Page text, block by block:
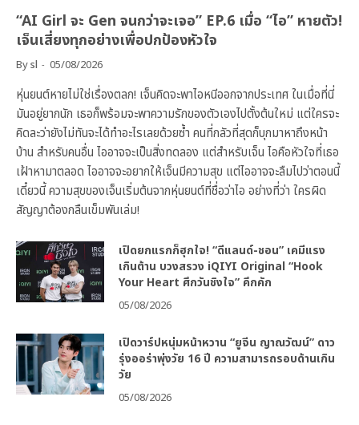
“AI Girl จะ Gen จนกว่าจะเจอ” EP.6 เมื่อ “ไอ” หายตัว!
เจ็นเสี่ยงทุกอย่างเพื่อปกป้องหัวใจ
Bysl 05/08/2026
หุ่นยนต์หายไม่ใช่เรื่องตลก! เจ็นคิดจะพาไอหนีออกจากประเทศ ในเมื่อที่นี่
มันอยู่ยากนัก เธอก็พร้อมจะพาความรักของตัวเองไปตั้งต้นใหม่ แต่ใครจะ
คิดละว่ายังไม่ทันจะได้ทำอะไรเลยด้วยซ้ำ คนที่กลัวที่สุดก็บุกมาหาถึงหน้า
บ้าน สำหรับคนอื่น ไออาจจะเป็นสิ่งทดลอง แต่สำหรับเจ็น ไอคือหัวใจที่เธอ
เฝ้าหามาตลอด ไออาจจะอยากให้เจ็นมีความสุข แต่ไออาจจะลืมไปว่าตอนนี้
เดี๋ยวนี้ ความสุขของเจ็นเริ่มต้นจากหุ่นยนต์ที่ชื่อว่าไอ อย่างที่ว่า ใครผิด
สัญญาต้องกลืนเข็มพันเล่ม!
เปิดยกแรกก็ฮุกใจ! “ดีแลนด์-ชอน” เคมีแรง
เกินต้าน บวงสรวง iQIYI Original “Hook
Your Heart ศึกวันชิงใจ” คึกคัก
05/08/2026
เปิดวาร์ปหนุ่มหน้าหวาน “ยูจีน ญาณวัฒน์” ดาว
รุ่งออร่าพุ่งวัย 16 ปี ความสามารถรอบด้านเกิน
วัย
05/08/2026